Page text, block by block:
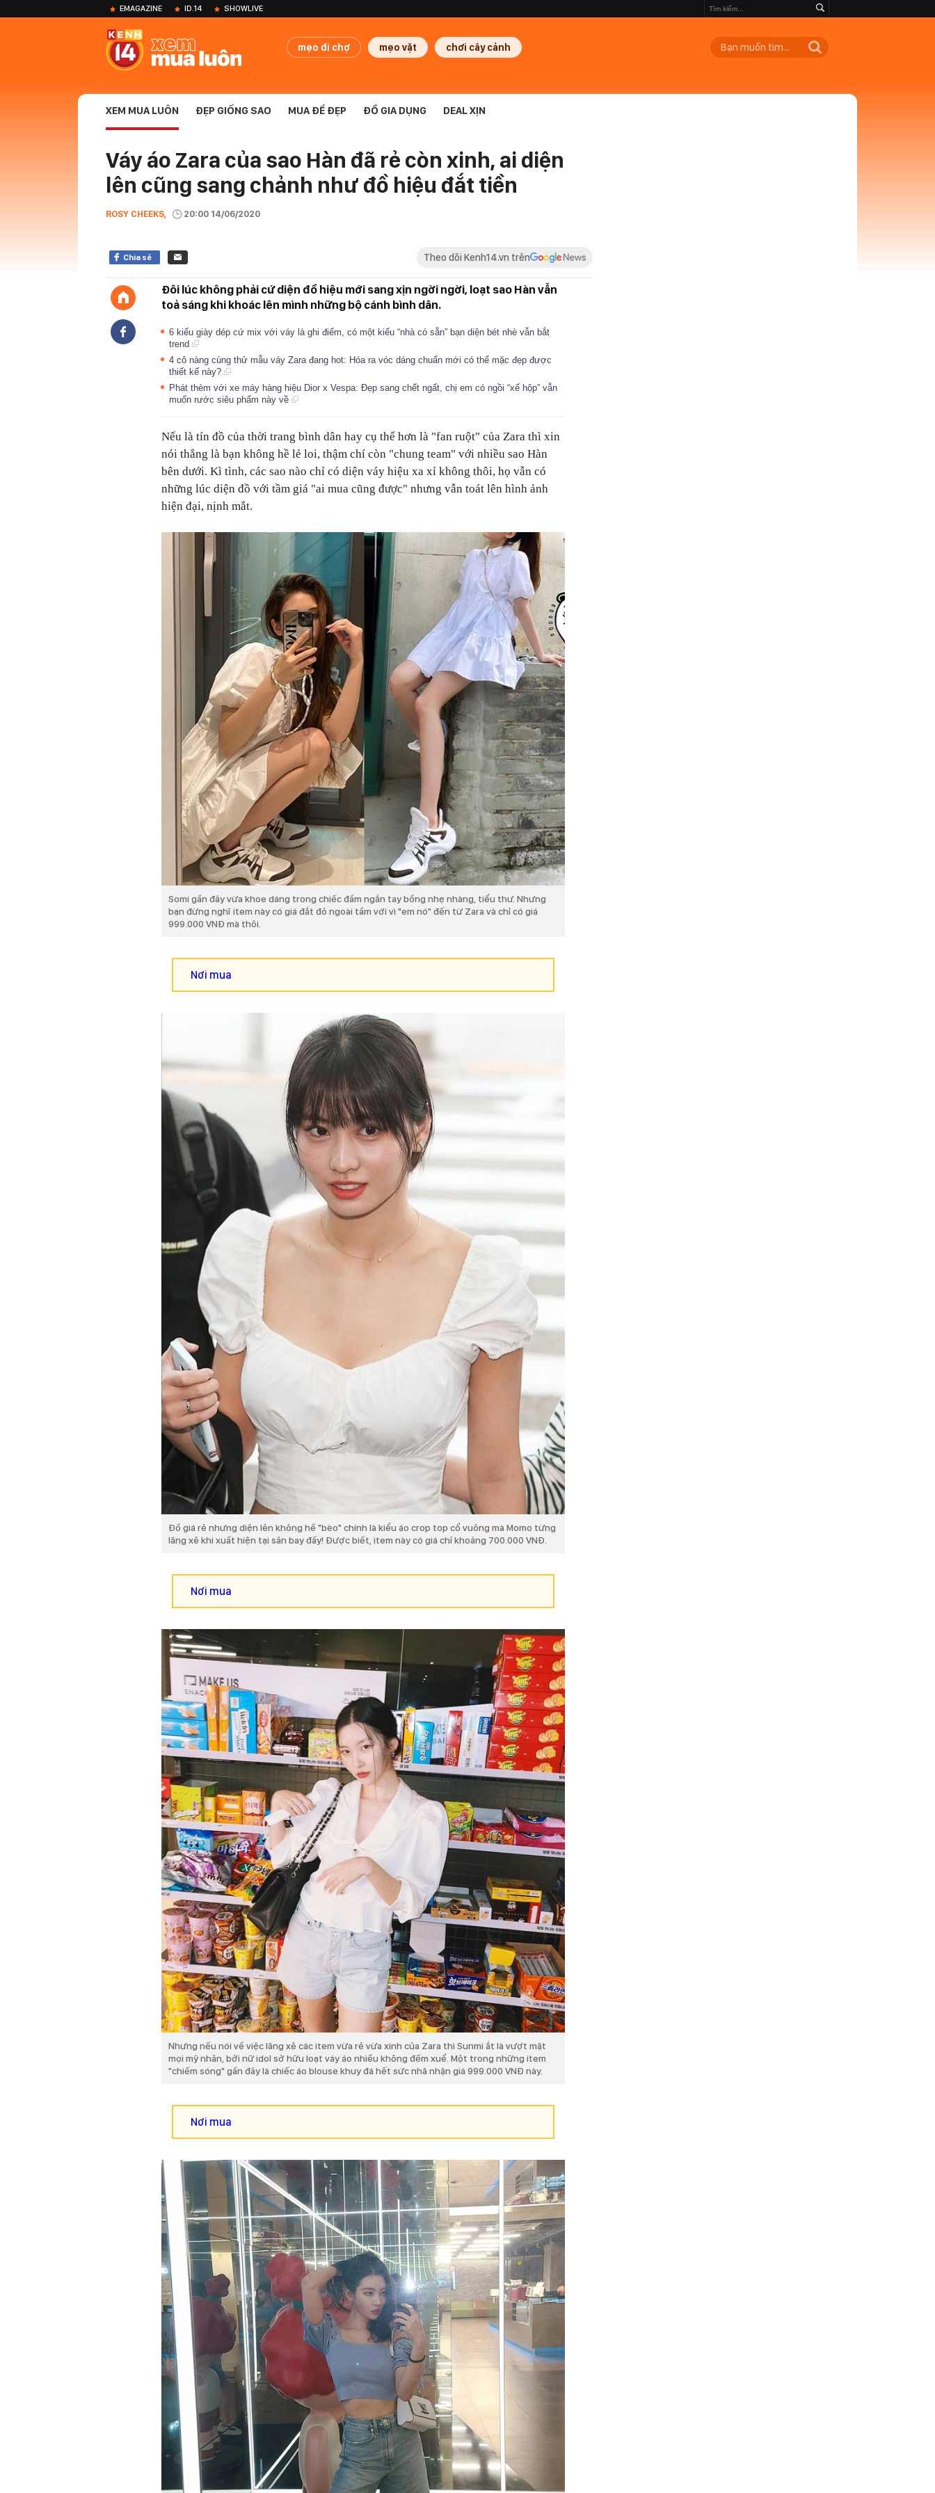
EMAGAZINE ID.14 SHOWLIVE
mẹo đi chợ mẹo vặt chơi cây cảnh
XEM MUA LUÔN ĐẸP GIỐNG SAO MUA ĐỂ ĐẸP ĐỒ GIA DỤNG DEAL XỊN
Váy áo Zara của sao Hàn đã rẻ còn xinh, ai diện
lên cũng sang chảnh như đồ hiệu đắt tiền
ROSY CHEEKS, 20:00 14/06/2020
Chia sẻ Theo dõi Kenh14.vn trên
Đôi lúc không phải cứ diện đồ hiệu mới sang xịn ngời ngời, loạt sao Hàn vẫn
toả sáng khi khoác lên mình những bộ cánh bình dân.
6 kiểu giày dép cứ mix với váy là ghi điểm, có một kiểu “nhà có sẵn” bạn diện bét nhè vẫn bắt
trend
4 cô nàng cùng thử mẫu váy Zara đang hot: Hóa ra vóc dáng chuẩn mới có thể mặc đẹp được
thiết kế này?
Phát thèm với xe máy hàng hiệu Dior x Vespa: Đẹp sang chết ngất, chị em có ngồi “xế hộp” vẫn
muốn rước siêu phẩm này về
Nếu là tín đồ của thời trang bình dân hay cụ thể hơn là "fan ruột" của Zara thì xin
nói thẳng là bạn không hề lẻ loi, thậm chí còn "chung team" với nhiều sao Hàn
bên dưới. Kì tình, các sao nào chỉ có diện váy hiệu xa xỉ không thôi, họ vẫn có
những lúc diện đồ với tầm giá "ai mua cũng được" nhưng vẫn toát lên hình ảnh
hiện đại, nịnh mắt.
Somi gần đây vừa khoe dáng trong chiếc đầm ngắn tay bồng nhẹ nhàng, tiểu thư. Nhưng
bạn đừng nghĩ item này có giá đắt đỏ ngoài tầm với vì "em nó" đến từ Zara và chỉ có giá
999.000 VNĐ mà thôi.
Nơi mua
Đồ giá rẻ nhưng diện lên không hề "bèo" chính là kiểu áo crop top cổ vuông mà Momo từng
lăng xê khi xuất hiện tại sân bay đấy! Được biết, item này có giá chỉ khoảng 700.000 VNĐ.
Nơi mua
Nhưng nếu nói về việc lăng xê các item vừa rẻ vừa xinh của Zara thì Sunmi ắt là vượt mặt
mọi mỹ nhân, bởi nữ idol sở hữu loạt váy áo nhiều không đếm xuể. Một trong những item
"chiếm sóng" gần đây là chiếc áo blouse khuy đá hết sức nhã nhặn giá 999.000 VNĐ này.
Nơi mua